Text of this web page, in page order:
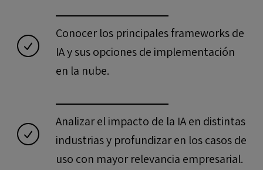
Conocer los principales frameworks de
IA y sus opciones de implementación
en la nube.
Analizar el impacto de la IA en distintas
industrias y profundizar en los casos de
uso con mayor relevancia empresarial.